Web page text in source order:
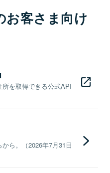
お客さま向け
を取得できる公式API
ら。（2026年7月31日